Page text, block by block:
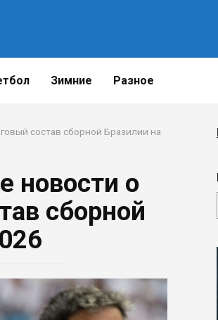
Зимние Разное
состав сборной Бразилии на
новости о
сборной